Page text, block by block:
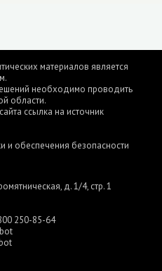
материалов является
необходимо проводить
области.
ссылка на источник
и обеспечения безопасности
д. 1/4, стр. 1
250-85-64